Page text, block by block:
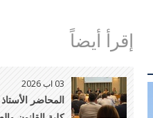
إقرأ أيضاً
03 اب 2026
المحاضر